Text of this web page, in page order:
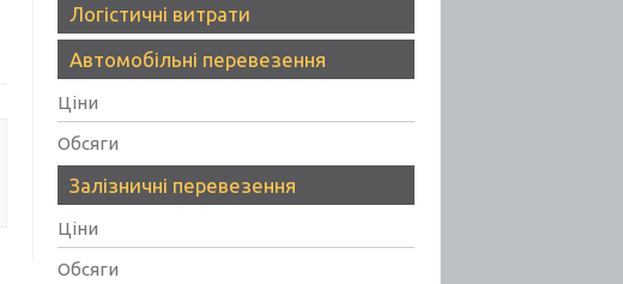
Логістичні витрати
Автомобільні перевезення
Ціни
Обсяги
Залізничні перевезення
Ціни
Обсяги